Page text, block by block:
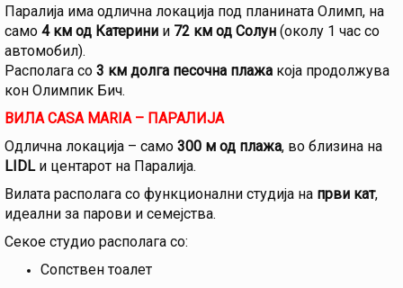
Паралија има одлична локација под планината Олимп, на
само 4 км од Катерини и 72 км од Солун (околу 1 час со
автомобил).
Располага со 3 км долга песочна плажа која продолжува
кон Олимпик Бич.
ВИЛА CASA MARIA – ПАРАЛИЈА
Одлична локација – само 300 м од плажа, во близина на
LIDLи центарот на Паралија.
Вилата располага со функционални студија на први кат,
идеални за парови и семејства.
Секое студио располага со:
Сопствен тоалет